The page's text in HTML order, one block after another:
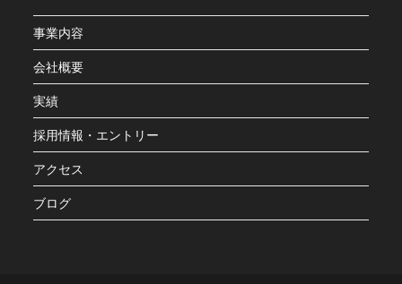
事業内容
会社概要
実績
採用情報・エントリー
アクセス
ブログ